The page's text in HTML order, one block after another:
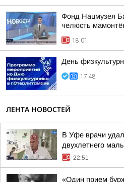
Фонд Нацмузея
челюсть
18:01
День
17:48
ЛЕНТА НОВОСТЕЙ
В Уфе врачи
двухлетнего
22:51
«Один прием